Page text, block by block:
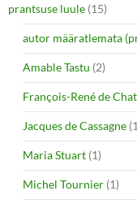
prantsuse luule (15)
autor määratlemata
Amable Tastu (2)
François-René de
Jacques de Cassagne
Maria Stuart (1)
Michel Tournier (1)